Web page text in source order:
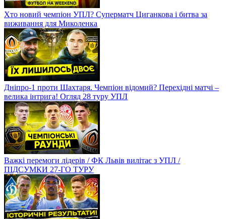
Хто новий чемпіон УПЛ? Суперматч Циганкова і битва за
виживання для Миколенка
Дніпро-1 проти Шахтаря. Чемпіон відомий? Перехідні матчі –
велика інтрига! Огляд 28 туру УПЛ
Важкі перемоги лідерів / ФК Львів вилітає з УПЛ /
ПІДСУМКИ 27-ГО ТУРУ